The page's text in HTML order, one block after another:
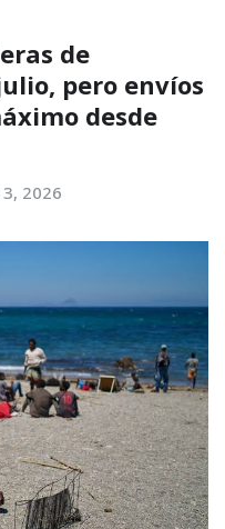
de
pero envíos
desde
2026